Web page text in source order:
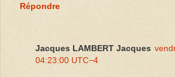
Répondre
Jacques LAMBERT Jacques
04:23:00 UTC−4